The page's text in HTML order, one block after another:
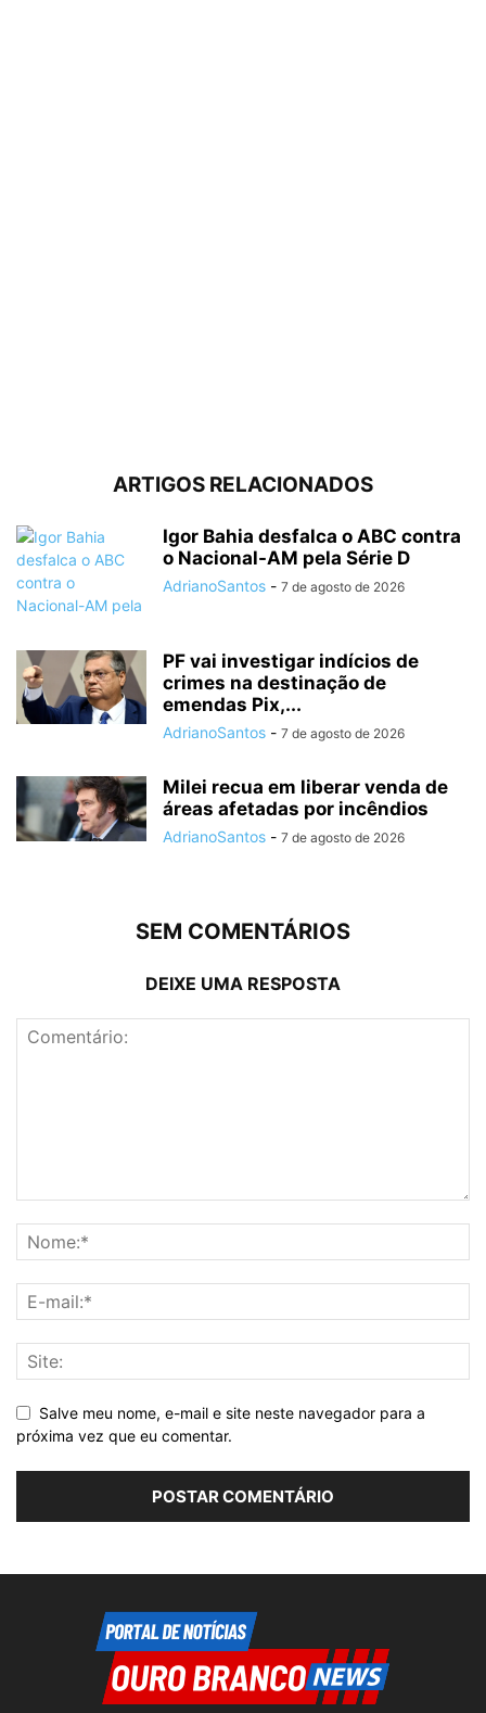
ARTIGOS RELACIONADOS
Igor Bahia desfalca o ABC contra
o Nacional-AM pela Série D
AdrianoSantos - 7 de agosto de 2026
PF vai investigar indícios de
crimes na destinação de
emendas Pix,...
AdrianoSantos - 7 de agosto de 2026
Milei recua em liberar venda de
áreas afetadas por incêndios
AdrianoSantos - 7 de agosto de 2026
SEM COMENTÁRIOS
DEIXE UMA RESPOSTA
Salve meu nome, e-mail e site neste navegador para a
próxima vez que eu comentar.